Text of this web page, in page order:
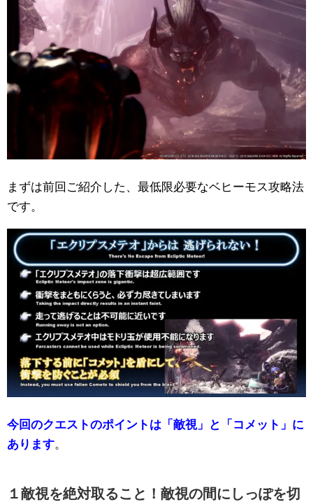
まずは前回ご紹介した、最低限必要なベヒーモス攻略法
です。
今回のクエストのポイントは「敵視」と「コメット」に
あります。
１敵視を絶対取ること！敵視の間にしっぽを切